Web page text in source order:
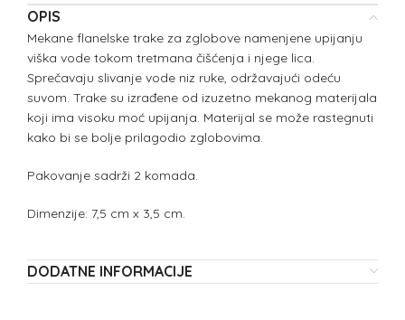
OPIS
Mekane flanelske trake za zglobove namenjene upijanju
viška vode tokom tretmana čišćenja i njege lica.
Sprečavaju slivanje vode niz ruke, održavajući odeću
suvom. Trake su izrađene od izuzetno mekanog materijala
koji ima visoku moć upijanja. Materijal se može rastegnuti
kako bi se bolje prilagodio zglobovima.
Pakovanje sadrži 2 komada.
Dimenzije: 7,5 cm x 3,5 cm.
DODATNE INFORMACIJE